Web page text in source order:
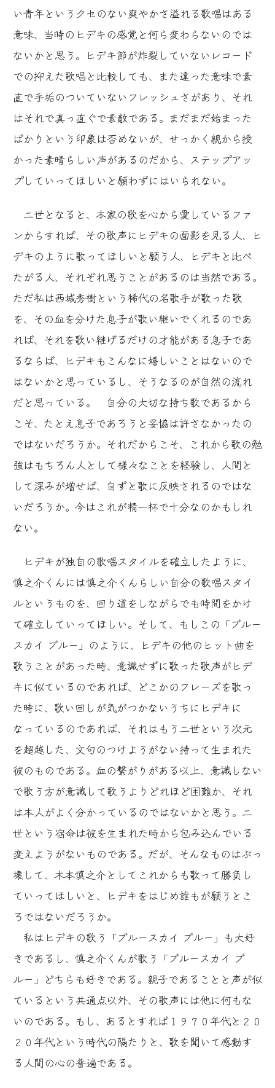
い青年というクセのない爽やかさ溢れる歌唱はある
意味、当時のヒデキの感覚と何ら変わらないのでは
ないかと思う。ヒデキ節が炸裂していないレコード
での抑えた歌唱と比較しても、また違った意味で素
直で手垢のついていないフレッシュさがあり、それ
はそれで真っ直ぐで素敵である。まだまだ始まった
ばかりという印象は否めないが、せっかく親から授
かった素晴らしい声があるのだから、ステップアッ
プしていってほしいと願わずにはいられない。
二世となると、本家の歌を心から愛しているファ
ンからすれば、その歌声にヒデキの面影を見る人、ヒ
デキのように歌ってほしいと願う人、ヒデキと比べ
たがる人、それぞれ思うことがあるのは当然である。
ただ私は西城秀樹という稀代の名歌手が歌った歌
を、その血を分けた息子が歌い継いでくれるのであ
れば、それを歌い継げるだけの才能がある息子であ
るならば、ヒデキもこんなに嬉しいことはないので
はないかと思っているし、そうなるのが自然の流れ
だと思っている。 自分の大切な持ち歌であるから
こそ、たとえ息子であろうと妥協は許さなかったの
ではないだろうか。それだからこそ、これから歌の勉
強はもちろん人として様々なことを経験し、人間と
して深みが増せば、自ずと歌に反映されるのではな
いだろうか。今はこれが精一杯で十分なのかもしれ
ない。
ヒデキが独自の歌唱スタイルを確立したように、
慎之介くんには慎之介くんらしい自分の歌唱スタイ
ルというものを、回り道をしながらでも時間をかけ
て確立していってほしい。そして、もしこの「ブルー
スカイ ブルー」のように、ヒデキの他のヒット曲を
歌うことがあった時、意識せずに歌った歌声がヒデ
キに似ているのであれば、どこかのフレーズを歌っ
た時に、歌い回しが気がつかないうちにヒデキに
なっているのであれば、それはもう二世という次元
を超越した、文句のつけようがない持って生まれた
彼のものである。血の繋がりがある以上、意識しない
で歌う方が意識して歌うよりどれほど困難か、それ
は本人がよく分かっているのではないかと思う。二
世という宿命は彼を生まれた時から包み込んでいる
変えようがないものである。だが、そんなものはぶっ
壊して、木本慎之介としてこれからも歌って勝負し
ていってほしいと、ヒデキをはじめ誰もが願うとこ
ろではないだろうか。
私はヒデキの歌う「ブルースカイ ブルー」も大好
きであるし、慎之介くんが歌う「ブルースカイ ブ
ルー」どちらも好きである。親子であることと声が似
ているという共通点以外、その歌声には他に何もな
いのである。もし、あるとすれば１９７０年代と２０
２０年代という時代の隔たりと、歌を聞いて感動す
る人間の心の普遍である。